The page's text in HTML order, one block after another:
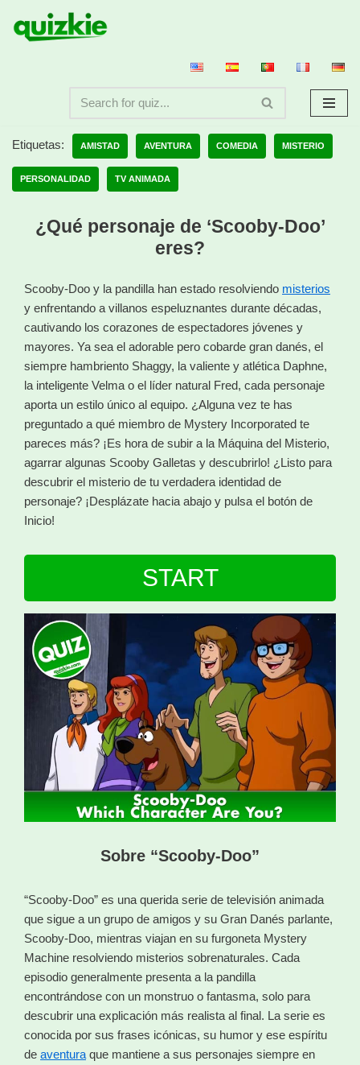
Saltar
Etiquetas: AMISTAD AVENTURA COMEDIA MISTERIO
PERSONALIDAD TV ANIMADA
¿Qué personaje de ‘Scooby-Doo’
eres?
Scooby-Doo y la pandilla han estado resolviendo misterios
y enfrentando a villanos espeluznantes durante décadas,
cautivando los corazones de espectadores jóvenes y
mayores. Ya sea el adorable pero cobarde gran danés, el
siempre hambriento Shaggy, la valiente y atlética Daphne,
la inteligente Velma o el líder natural Fred, cada personaje
aporta un estilo único al equipo. ¿Alguna vez te has
preguntado a qué miembro de Mystery Incorporated te
pareces más? ¡Es hora de subir a la Máquina del Misterio,
agarrar algunas Scooby Galletas y descubrirlo! ¿Listo para
descubrir el misterio de tu verdadera identidad de
personaje? ¡Desplázate hacia abajo y pulsa el botón de
Inicio!
START
Sobre “Scooby-Doo”
“Scooby-Doo” es una querida serie de televisión animada
que sigue a un grupo de amigos y su Gran Danés parlante,
Scooby-Doo, mientras viajan en su furgoneta Mystery
Machine resolviendo misterios sobrenaturales. Cada
episodio generalmente presenta a la pandilla
encontrándose con un monstruo o fantasma, solo para
descubrir una explicación más realista al final. La serie es
conocida por sus frases icónicas, su humor y ese espíritu
de aventura que mantiene a sus personajes siempre en